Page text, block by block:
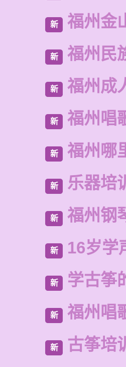
新 福州金
新 福州民
新 福州成
新 福州唱
新 福州哪
新 乐器培
新 福州钢
新 16岁学
新 学古筝
新 福州唱
新 古筝培